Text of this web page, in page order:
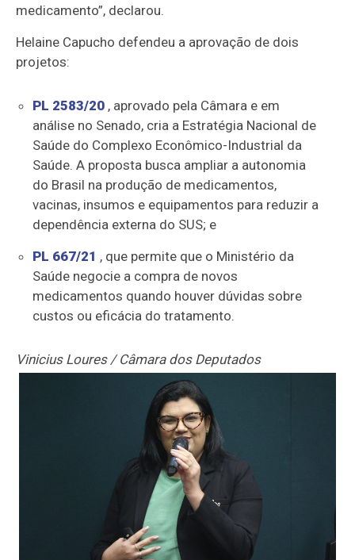
medicamento”, declarou.
Helaine Capucho defendeu a aprovação de dois
projetos:
PL 2583/20, aprovado pela Câmara e em
análise no Senado, cria a Estratégia Nacional de
Saúde do Complexo Econômico-Industrial da
Saúde. A proposta busca ampliar a autonomia
do Brasil na produção de medicamentos,
vacinas, insumos e equipamentos para reduzir a
dependência externa do SUS; e
PL 667/21 , que permite que o Ministério da
Saúde negocie a compra de novos
medicamentos quando houver dúvidas sobre
custos ou eficácia do tratamento.
Vinicius Loures / Câmara dos Deputados